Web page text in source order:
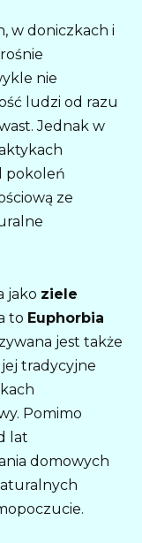
w doniczkach i
nie
ludzi od razu
Jednak w
pokoleń
ze
jako ziele
to Euphorbia
jest także
tradycyjne
Pomimo
lat
domowych